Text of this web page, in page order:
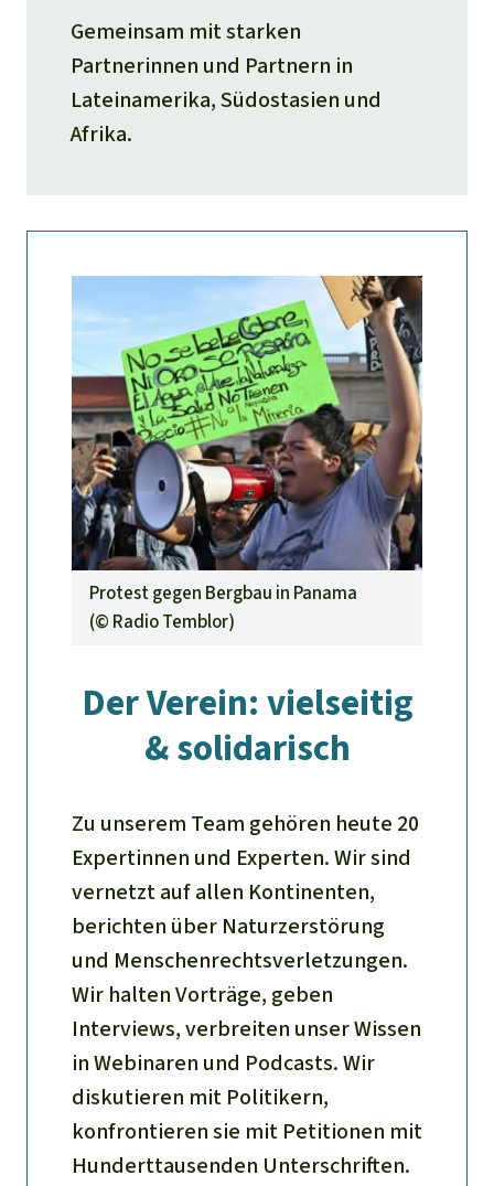
Gemeinsam mit starken
Partnerinnen und Partnern in
Lateinamerika, Südostasien und
Afrika.
Protest gegen Bergbau in Panama
(© Radio Temblor)
Der Verein: vielseitig
& solidarisch
Zu unserem Team gehören heute 20
Expertinnen und Experten. Wir sind
vernetzt auf allen Kontinenten,
berichten über Naturzerstörung
und Menschenrechtsverletzungen.
Wir halten Vorträge, geben
Interviews, verbreiten unser Wissen
in Webinaren und Podcasts. Wir
diskutieren mit Politikern,
konfrontieren sie mit Petitionen mit
Hunderttausenden Unterschriften.